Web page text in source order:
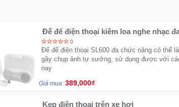
Đế để điện thoại kiêm loa nghe nhạc
0
Đế để điện thoại SL600 đa chức năng có thể
gậy chụp ảnh tự sướng, sử dụng được với
nay
Giá mua: 389,000₫
Kẹp điện thoại trên xe hơi